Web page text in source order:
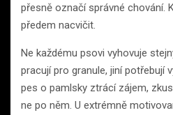
přesně označí správné chování.
předem nacvičit.
Ne každému psovi vyhovuje
pracují pro granule, jiní potřebují
pes o pamlsky ztrácí zájem,
ne po něm. U extrémně